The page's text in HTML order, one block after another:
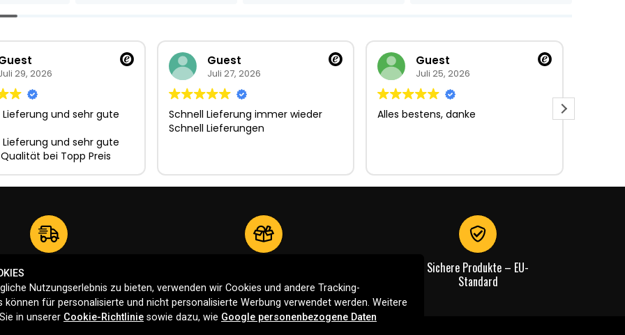
29, 2026
und sehr gute
und sehr gute
bei Topp Preis
Guest
Juli 27, 2026
Schnell Lieferung immer wieder
Schnell Lieferungen
Guest
Juli 25, 2026
Alles bestens, danke
Versand ab 2,99 €
Sichere Produkte – EU-
Standard
Nutzungserlebnis zu bieten, verwenden wir Cookies und andere Tracking-
können für personalisierte und nicht personalisierte Werbung verwendet werden. Weitere
in unserer Cookie-Richtlinie sowie dazu, wie Google personenbezogene Daten